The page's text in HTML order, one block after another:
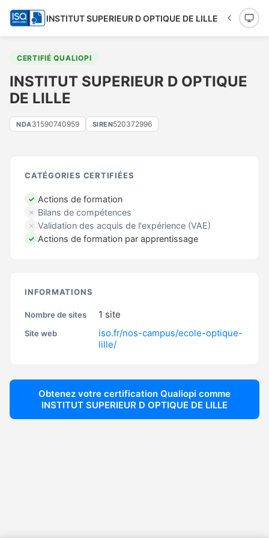
INSTITUT SUPERIEUR D OPTIQUE DE LILLE
CERTIFIÉ QUALIOPI
INSTITUT SUPERIEUR D OPTIQUE
DE LILLE
NDA31590740959 SIREN520372996
CATÉGORIES CERTIFIÉES
✓ Actions de formation
✗ Bilans de compétences
✗ Validation des acquis de l'expérience (VAE)
✓ Actions de formation par apprentissage
INFORMATIONS
Nombre de sites 1 site
Site web
iso.fr/nos-campus/ecole-optique-
lille/
Obtenez votre certification Qualiopi comme
INSTITUT SUPERIEUR D OPTIQUE DE LILLE